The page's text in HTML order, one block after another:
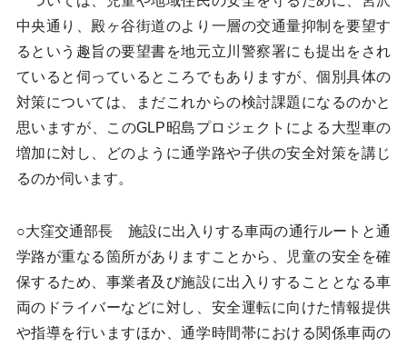
中央通り、殿ヶ谷街道のより一層の交通量抑制を要望す
るという趣旨の要望書を地元立川警察署にも提出をされ
ていると伺っているところでもありますが、個別具体の
対策については、まだこれからの検討課題になるのかと
思いますが、このGLP昭島プロジェクトによる大型車の
増加に対し、どのように通学路や子供の安全対策を講じ
るのか伺います。
○大窪交通部長 施設に出入りする車両の通行ルートと通
学路が重なる箇所がありますことから、児童の安全を確
保するため、事業者及び施設に出入りすることとなる車
両のドライバーなどに対し、安全運転に向けた情報提供
や指導を行いますほか、通学時間帯における関係車両の